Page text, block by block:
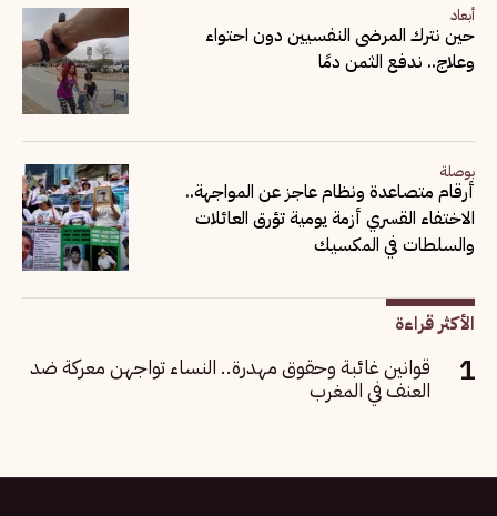
أبعاد
حين نترك المرضى النفسيين دون احتواء
وعلاج.. ندفع الثمن دمًا
بوصلة
أرقام متصاعدة ونظام عاجز عن المواجهة..
الاختفاء القسري أزمة يومية تؤرق العائلات
والسلطات في المكسيك
الأكثر قراءة
قوانين غائبة وحقوق مهدرة.. النساء تواجهن معركة ضد
العنف في المغرب